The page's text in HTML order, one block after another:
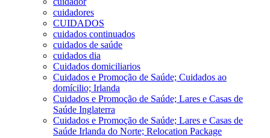
cuidadores
CUIDADOS
cuidados continuados
cuidados de saúde
cuidados dia
Cuidados domiciliarios
Cuidados e Promoção de Saúde; Cuidados ao
domícilio; Irlanda
Cuidados e Promoção de Saúde; Lares e Casas de
Saúde Inglaterra
Cuidados e Promoção de Saúde; Lares e Casas de
Saúde Irlanda do Norte; Relocation Package